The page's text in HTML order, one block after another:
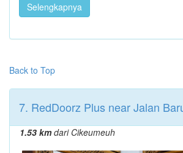
Selengkapnya
Back to Top
7. RedDoorz Plus near Jalan
1.53 kmdari Cikeumeuh